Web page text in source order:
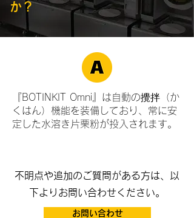
か？
『BOTINKIT Omni』は自動の攪拌（か
くはん）機能を装備しており、常に安
定した水溶き片栗粉が投入されます。
​不明点や追加のご質問がある方は、以
下よりお問い合わせください。
お問い合わせ